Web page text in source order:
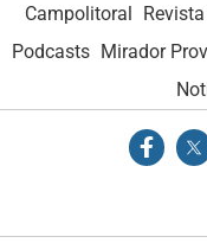
Campolitoral
Podcasts Mirador